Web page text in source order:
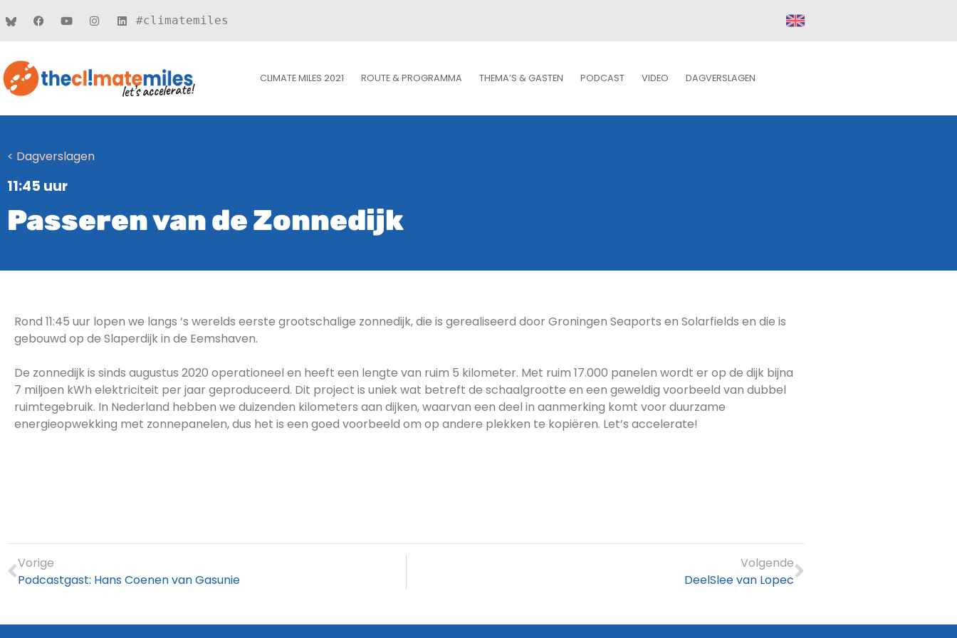
#climatemiles
CLIMATE MILES 2021 ROUTE & PROGRAMMA THEMA’S & GASTEN PODCAST VIDEO DAGVERSLAGEN
< Dagverslagen
11:45 uur
Passeren van de Zonnedijk
Rond 11:45 uur lopen we langs ‘s werelds eerste grootschalige zonnedijk, die is gerealiseerd door Groningen Seaports en Solarfields en die is
gebouwd op de Slaperdijk in de Eemshaven.
De zonnedijk is sinds augustus 2020 operationeel en heeft een lengte van ruim 5 kilometer. Met ruim 17.000 panelen wordt er op de dijk bijna
7 miljoen kWh elektriciteit per jaar geproduceerd. Dit project is uniek wat betreft de schaalgrootte en een geweldig voorbeeld van dubbel
ruimtegebruik. In Nederland hebben we duizenden kilometers aan dijken, waarvan een deel in aanmerking komt voor duurzame
energieopwekking met zonnepanelen, dus het is een goed voorbeeld om op andere plekken te kopiëren. Let’s accelerate!
Vorige
Podcastgast: Hans Coenen van Gasunie
Volgende
DeelSlee van Lopec